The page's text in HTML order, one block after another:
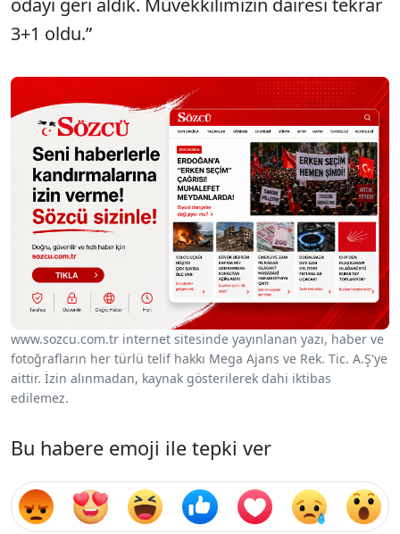
odayı geri aldık. Müvekkilimizin dairesi tekrar
3+1 oldu.”
www.sozcu.com.tr internet sitesinde yayınlanan yazı, haber ve
fotoğrafların her türlü telif hakkı Mega Ajans ve Rek. Tic. A.Ş'ye
aittir. İzin alınmadan, kaynak gösterilerek dahi iktibas
edilemez.
Bu habere emoji ile tepki ver